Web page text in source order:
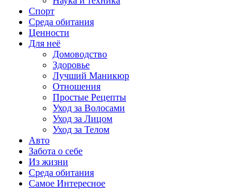
Спорт
Среда обитания
Ценности
Для неё
Домоводство
Здоровье
Лучший Маникюр
Отношения
Простые Рецепты
Уход за Волосами
Уход за Лицом
Уход за Телом
Авто
Забота о себе
Из жизни
Среда обитания
Самое Интересное